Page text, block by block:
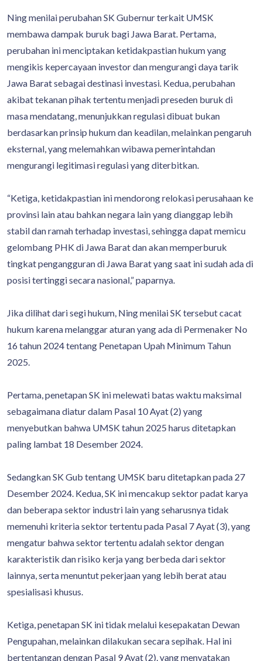
Ning menilai perubahan SK Gubernur terkait UMSK
membawa dampak buruk bagi Jawa Barat. Pertama,
perubahan ini menciptakan ketidakpastian hukum yang
mengikis kepercayaan investor dan mengurangi daya tarik
Jawa Barat sebagai destinasi investasi. Kedua, perubahan
akibat tekanan pihak tertentu menjadi preseden buruk di
masa mendatang, menunjukkan regulasi dibuat bukan
berdasarkan prinsip hukum dan keadilan, melainkan pengaruh
eksternal, yang melemahkan wibawa pemerintahdan
mengurangi legitimasi regulasi yang diterbitkan.
“Ketiga, ketidakpastian ini mendorong relokasi perusahaan ke
provinsi lain atau bahkan negara lain yang dianggap lebih
stabil dan ramah terhadap investasi, sehingga dapat memicu
gelombang PHK di Jawa Barat dan akan memperburuk
tingkat pengangguran di Jawa Barat yang saat ini sudah ada di
posisi tertinggi secara nasional,” paparnya.
Jika dilihat dari segi hukum, Ning menilai SK tersebut cacat
hukum karena melanggar aturan yang ada di Permenaker No
16 tahun 2024 tentang Penetapan Upah Minimum Tahun
2025.
Pertama, penetapan SK ini melewati batas waktu maksimal
sebagaimana diatur dalam Pasal 10 Ayat (2) yang
menyebutkan bahwa UMSK tahun 2025 harus ditetapkan
paling lambat 18 Desember 2024.
Sedangkan SK Gub tentang UMSK baru ditetapkan pada 27
Desember 2024. Kedua, SK ini mencakup sektor padat karya
dan beberapa sektor industri lain yang seharusnya tidak
memenuhi kriteria sektor tertentu pada Pasal 7 Ayat (3), yang
mengatur bahwa sektor tertentu adalah sektor dengan
karakteristik dan risiko kerja yang berbeda dari sektor
lainnya, serta menuntut pekerjaan yang lebih berat atau
spesialisasi khusus.
Ketiga, penetapan SK ini tidak melalui kesepakatan Dewan
Pengupahan, melainkan dilakukan secara sepihak. Hal ini
bertentangan dengan Pasal 9 Ayat (2), yang menyatakan